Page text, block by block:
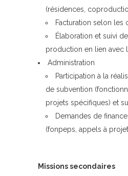
(résidences,
Facturation selon les
Élaboration et suivi
production en lien avec
Administration
Participation à la
de subvention
projets spécifiques) et
Demandes de
(fonpeps, appels à
Missions secondaires